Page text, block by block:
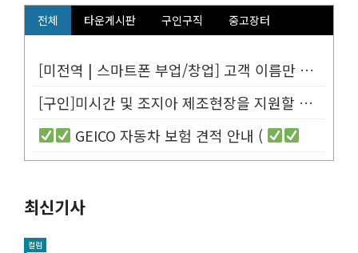
전체 타운게시판 구인구직 중고장터
[미전역 | 스마트폰 부업/창업] 고객 이름만 넣으면 평생 연금 20% ...
[구인]미시간 및 조지아 제조현장을 지원할 Customer Service...
GEICO 자동차 보험 견적 안내 (
최신기사
컬럼